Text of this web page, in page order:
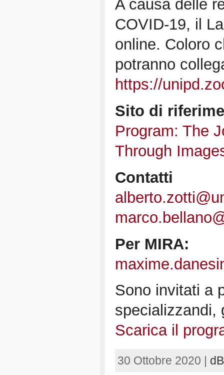
A causa delle
COVID-19, il
online. Coloro
potranno
https://
Sito di
Program: The
Through
Contatti
Per MIRA:
Sono invitati a
specializzandi,
Scarica il
30 Ottobre 2020 |